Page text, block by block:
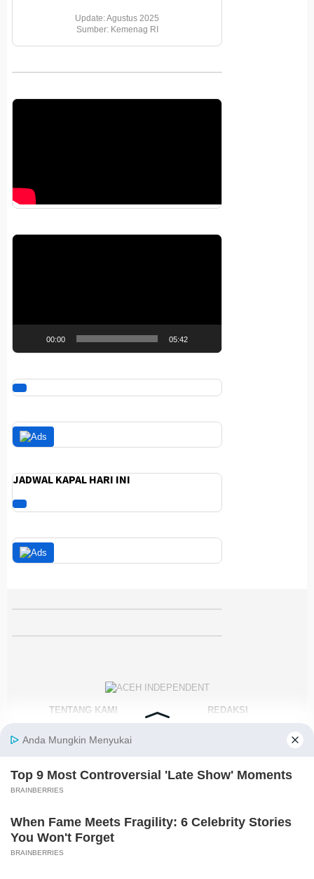
Update: Agustus 2025
Sumber: Kemenag RI
Pemutar
00:00 05:42
JADWAL KAPAL HARI INI
TENTANG KAMI
REDAKSI
JARINGAN SOCIAL
Youtube
RSS